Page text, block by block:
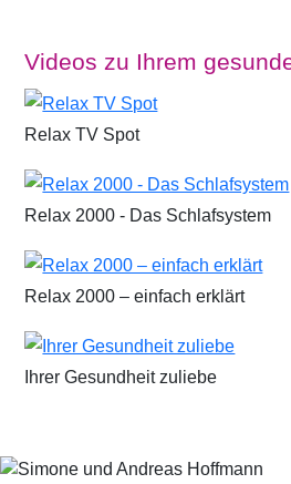
Videos zu Ihrem
Relax TV Spot
Relax 2000 - Das Schlafsystem
Relax 2000 – einfach erklärt
Ihrer Gesundheit zuliebe